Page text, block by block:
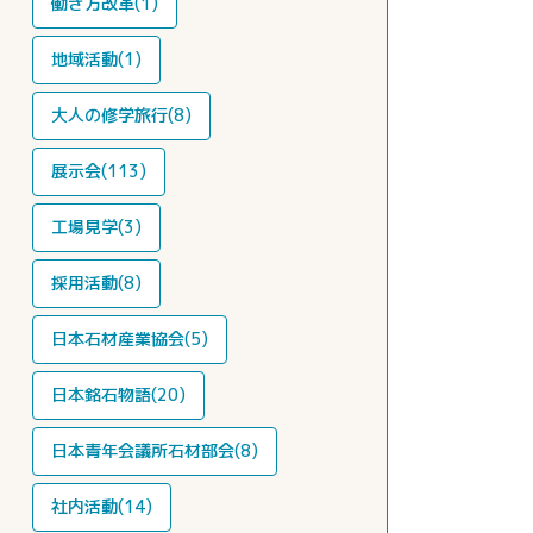
地域活動(1)
大人の修学旅行(8)
展示会(113)
工場見学(3)
採用活動(8)
日本石材産業協会(5)
日本銘石物語(20)
日本青年会議所石材部会(8)
社内活動(14)